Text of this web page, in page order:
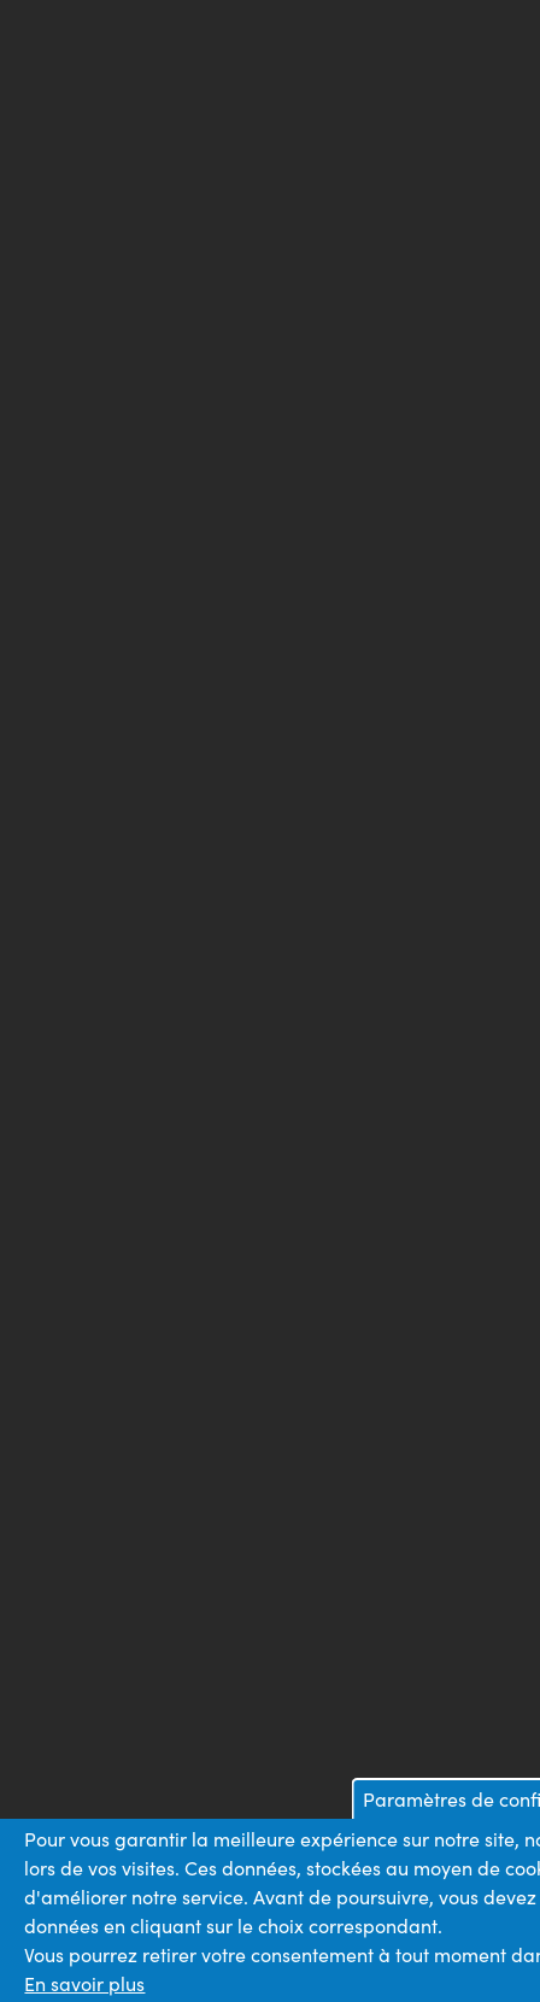
Paramètres de
Pour vous garantir la meilleure expérience sur notre site,
lors de vos visites. Ces données, stockées au moyen de
d'améliorer notre service. Avant de poursuivre, vous
données en cliquant sur le choix correspondant.
Vous pourrez retirer votre consentement à tout moment
En savoir plus